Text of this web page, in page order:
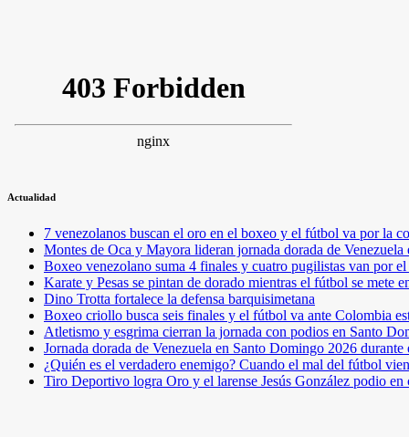
Actualidad
7 venezolanos buscan el oro en el boxeo y el fútbol va por la
Montes de Oca y Mayora lideran jornada dorada de
Boxeo venezolano suma 4 finales y cuatro pugilistas van por
Karate y Pesas se pintan de dorado mientras el fútbol se mete
Dino Trotta fortalece la defensa barquisimetana
Boxeo criollo busca seis finales y el fútbol va ante Colombia
Atletismo y esgrima cierran la jornada con podios en Santo
Jornada dorada de Venezuela en Santo Domingo 2026 durante
¿Quién es el verdadero enemigo? Cuando el mal del fútbol
Tiro Deportivo logra Oro y el larense Jesús González podio en